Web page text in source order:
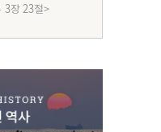
3장 23절>